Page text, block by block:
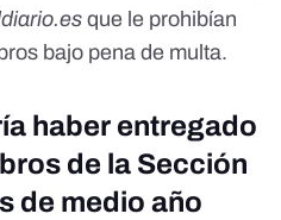
que le prohibían
bajo pena de multa.
haber entregado
de la Sección
de medio año